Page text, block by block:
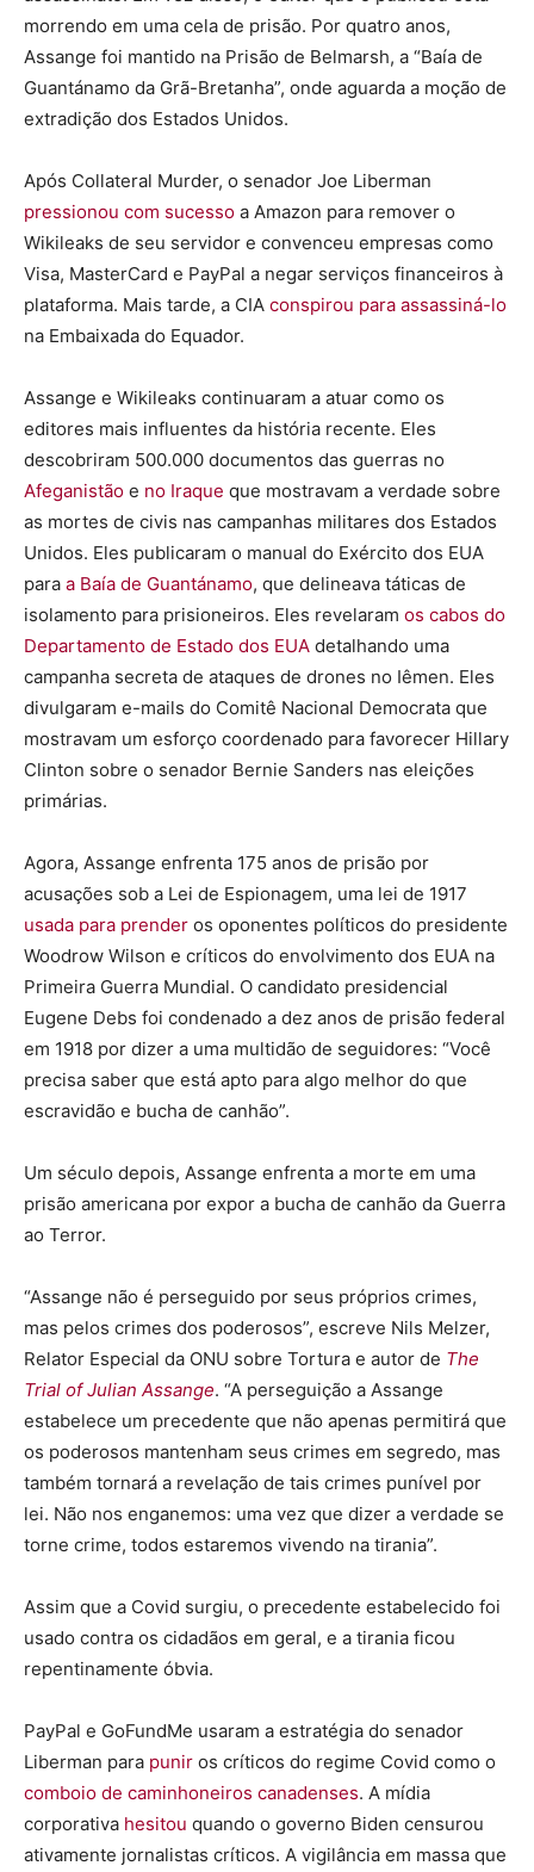
morrendo em uma cela de prisão. Por quatro anos,
Assange foi mantido na Prisão de Belmarsh, a “Baía de
Guantánamo da Grã-Bretanha”, onde aguarda a moção de
extradição dos Estados Unidos.
Após Collateral Murder, o senador Joe Liberman
pressionou com sucesso a Amazon para remover o
Wikileaks de seu servidor e convenceu empresas como
Visa, MasterCard e PayPal a negar serviços financeiros à
plataforma. Mais tarde, a CIA conspirou para assassiná-lo
na Embaixada do Equador.
Assange e Wikileaks continuaram a atuar como os
editores mais influentes da história recente. Eles
descobriram 500.000 documentos das guerras no
Afeganistão e no Iraque que mostravam a verdade sobre
as mortes de civis nas campanhas militares dos Estados
Unidos. Eles publicaram o manual do Exército dos EUA
para a Baía de Guantánamo, que delineava táticas de
isolamento para prisioneiros. Eles revelaram os cabos do
Departamento de Estado dos EUA detalhando uma
campanha secreta de ataques de drones no Iêmen. Eles
divulgaram e-mails do Comitê Nacional Democrata que
mostravam um esforço coordenado para favorecer Hillary
Clinton sobre o senador Bernie Sanders nas eleições
primárias.
Agora, Assange enfrenta 175 anos de prisão por
acusações sob a Lei de Espionagem, uma lei de 1917
usada para prender os oponentes políticos do presidente
Woodrow Wilson e críticos do envolvimento dos EUA na
Primeira Guerra Mundial. O candidato presidencial
Eugene Debs foi condenado a dez anos de prisão federal
em 1918 por dizer a uma multidão de seguidores: “Você
precisa saber que está apto para algo melhor do que
escravidão e bucha de canhão”.
Um século depois, Assange enfrenta a morte em uma
prisão americana por expor a bucha de canhão da Guerra
ao Terror.
“Assange não é perseguido por seus próprios crimes,
mas pelos crimes dos poderosos”, escreve Nils Melzer,
Relator Especial da ONU sobre Tortura e autor de The
Trial of Julian Assange. “A perseguição a Assange
estabelece um precedente que não apenas permitirá que
os poderosos mantenham seus crimes em segredo, mas
também tornará a revelação de tais crimes punível por
lei. Não nos enganemos: uma vez que dizer a verdade se
torne crime, todos estaremos vivendo na tirania”.
Assim que a Covid surgiu, o precedente estabelecido foi
usado contra os cidadãos em geral, e a tirania ficou
repentinamente óbvia.
PayPal e GoFundMe usaram a estratégia do senador
Liberman para punir os críticos do regime Covid como o
comboio de caminhoneiros canadenses. A mídia
corporativa hesitou quando o governo Biden censurou
ativamente jornalistas críticos. A vigilância em massa que